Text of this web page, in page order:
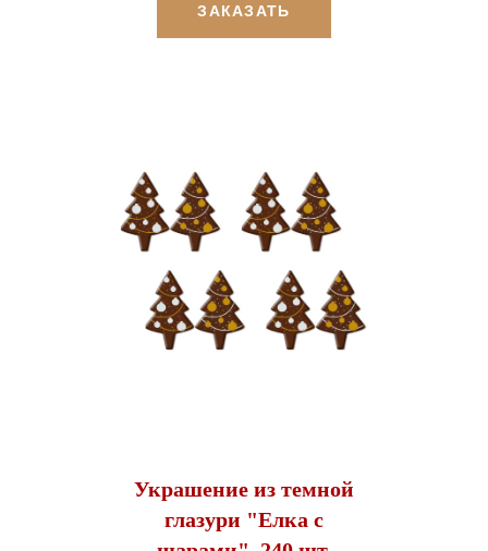
ЗАКАЗАТЬ
Украшение из темной
глазури "Елка с